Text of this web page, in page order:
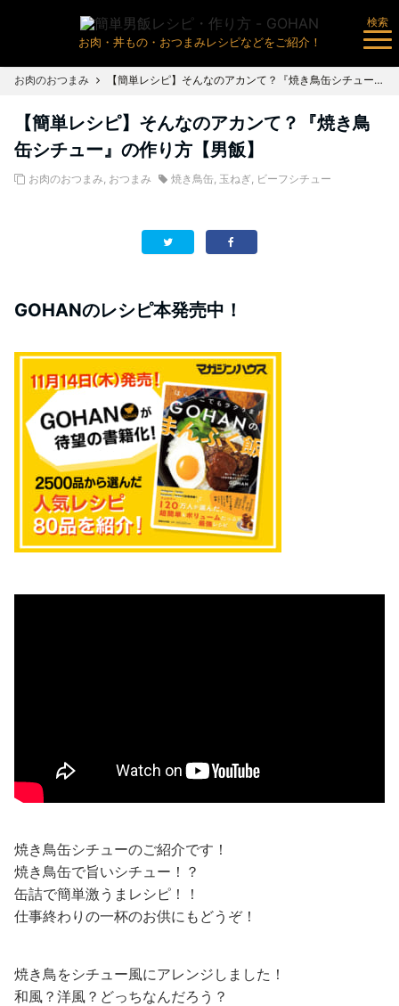
お肉・丼もの・おつまみレシピなどをご紹介！
検索
お肉のおつまみ 【簡単レシピ】そんなのアカンて？『焼き鳥缶シチュー』の作り方【男飯】
【簡単レシピ】そんなのアカンて？『焼き鳥
缶シチュー』の作り方【男飯】
お肉のおつまみ, おつまみ 焼き鳥缶, 玉ねぎ, ビーフシチュー
GOHANのレシピ本発売中！
焼き鳥缶シチューのご紹介です！
焼き鳥缶で旨いシチュー！？
缶詰で簡単激うまレシピ！！
仕事終わりの一杯のお供にもどうぞ！
焼き鳥をシチュー風にアレンジしました！
和風？洋風？どっちなんだろう？